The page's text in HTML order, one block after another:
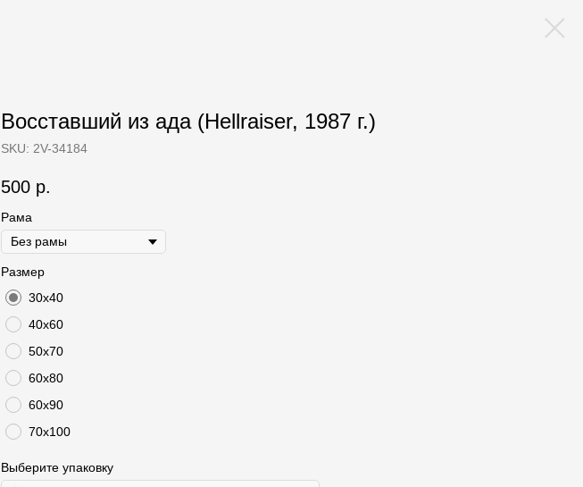
Восставший из ада (Hellraiser, 1987 г.)
SKU: 2V-34184
500 р.
Рама
Размер
30х40
40х60
50х70
60х80
60х90
70х100
Выберите упаковку